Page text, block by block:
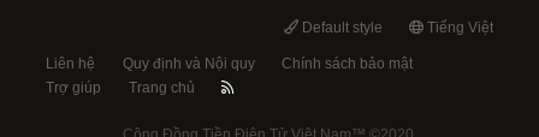
Default style Tiếng Việt
Liên hệ Quy định và Nội quy
Chính sách bảo mật
Trợ giúp
Trang chủ